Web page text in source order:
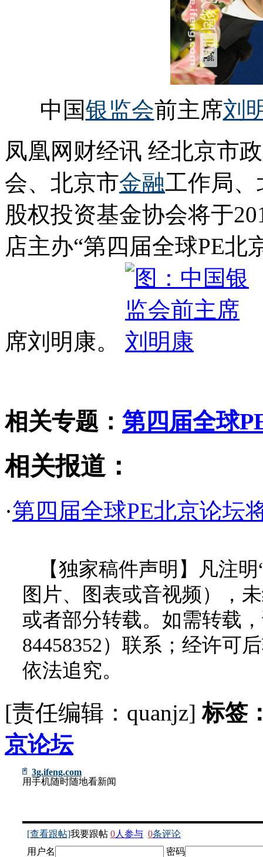
中国银监会前主席刘
凤凰网财经讯 经北京市
会、北京市金融工作局
股权投资基金协会将于
店主办“第四届全球PE北
席刘明康。
相关专题： 第四届全球
相关报道：
·第四届全球PE北京论坛
【独家稿件声明】凡注
图片、图表或音视频），
或者部分转载。如需转载
84458352）联系；经许可
依法追究。
[责任编辑：quanjz]标签
京论坛
3g.ifeng.com
用手机随时随地看新闻
[查看跟帖]我要跟帖 0人参与 0条评论
用户名
密码